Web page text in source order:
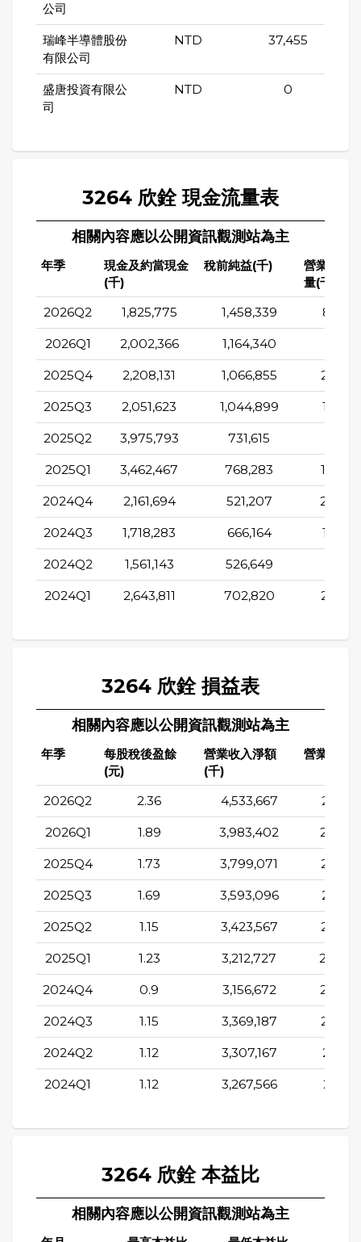
公司
瑞峰半導體股份
有限公司
NTD 37,455
盛唐投資有限公
司
NTD 0
3264 欣銓 現金流量表
相關內容應以公開資訊觀測站為主
年季
現金及約當現金
(千)
稅前純益(千)
營業活動
量(千)
2026Q2 1,825,775 1,458,339
2026Q1 2,002,366 1,164,340
2025Q4 2,208,131 1,066,855
2025Q3 2,051,623 1,044,899
2025Q2 3,975,793 731,615
2025Q1 3,462,467 768,283
2024Q4 2,161,694 521,207
2024Q3 1,718,283 666,164
2024Q2 1,561,143 526,649
2024Q1 2,643,811 702,820
3264 欣銓 損益表
相關內容應以公開資訊觀測站為主
年季
每股稅後盈餘
(元)
營業收入淨額
(千)
營業成本(
2026Q2 2.36 4,533,667
2026Q1 1.89 3,983,402
2025Q4 1.73 3,799,071
2025Q3 1.69 3,593,096
2025Q2 1.15 3,423,567
2025Q1 1.23 3,212,727
2024Q4 0.9 3,156,672
2024Q3 1.15 3,369,187
2024Q2 1.12 3,307,167
2024Q1 1.12 3,267,566
3264 欣銓 本益比
相關內容應以公開資訊觀測站為主